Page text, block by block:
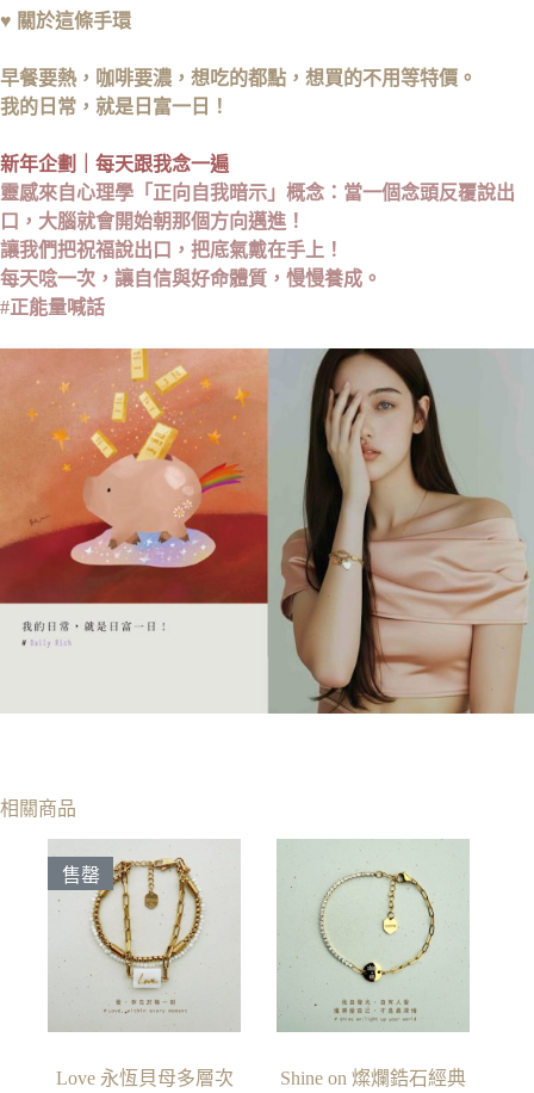
金
句
♥ 關於這條手環
早餐要熱，咖啡要濃，想吃的都點，想買的不用等特價。
我的日常，就是日富一日！
新年企劃｜每天跟我念一遍
靈感來自心理學「正向自我暗示」概念：當一個念頭反覆說出
口，大腦就會開始朝那個方向邁進！
讓我們把祝福說出口，把底氣戴在手上！
每天唸一次，讓自信與好命體質，慢慢養成。
#正能量喊話
相關商品
售罄
Love 永恆貝母多層次
Shine on 燦爛鋯石經典